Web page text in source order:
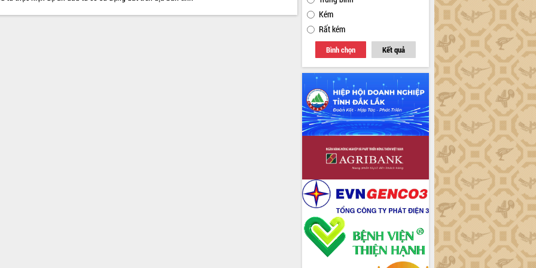
Kém
Rất kém
Bình chọn Kết quả